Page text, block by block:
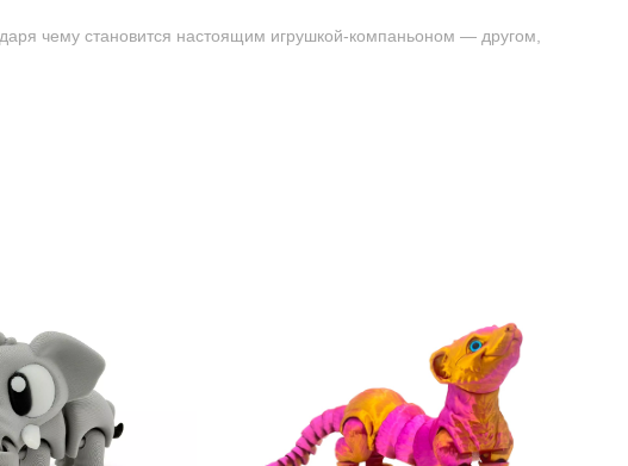
чему становится настоящим игрушкой-компаньоном — другом,